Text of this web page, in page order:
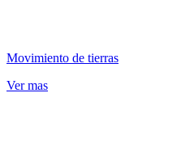
Movimiento de tierras
Ver mas